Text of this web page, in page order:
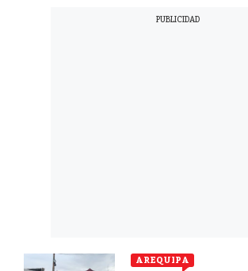
AREQUIPA